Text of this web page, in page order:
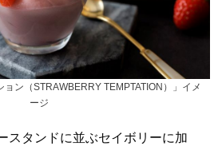
ョン（STRAWBERRY TEMPTATION）」イメ
ージ
スタンドに並ぶセイボリーに加